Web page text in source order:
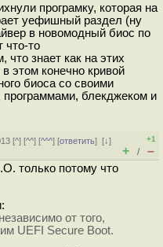
програмку, которая на
уефишный раздел (ну
в новомодный биос по
что-то
что знает как на этих
этом конечно кривой
биоса со своими
блекджеком и
[^] [^^] [^^^] [ответить][↓]
+1
+ / –
только потому что
от того,
UEFI Secure Boot.